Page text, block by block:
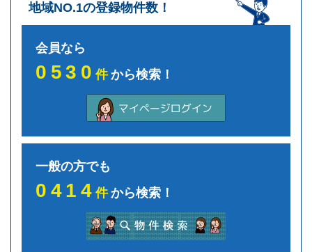
地域NO.1の登録物件数！
会員なら
0530件から検索！
一般の方でも
0414件から検索！